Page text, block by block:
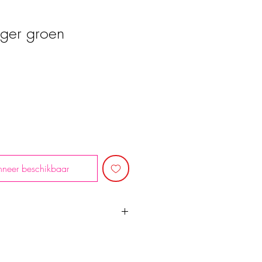
groen
beschikbaar